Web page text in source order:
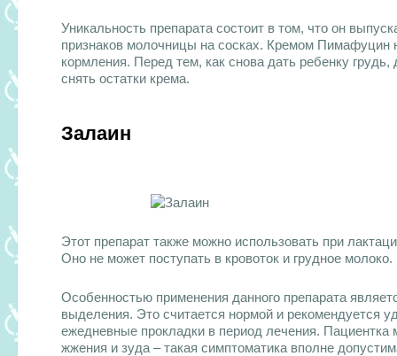
Уникальность препарата состоит в том, что он
признаков молочницы на сосках. Кремом Пимафуцин
кормления. Перед тем, как снова дать ребенку
снять остатки крема.
Залаин
Этот препарат также можно использовать при
Оно не может поступать в кровоток и грудное молоко.
Особенностью применения данного препарата
выделения. Это считается нормой и рекомендуется
ежедневные прокладки в период лечения.
жжения и зуда – такая симптоматика вполне